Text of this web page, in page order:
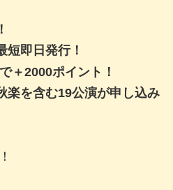
短即日発行！
＋2000ポイント！
楽を含む19公演が申し込み